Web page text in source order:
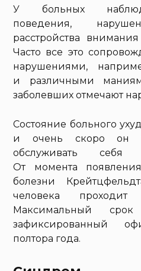
У больных
поведения,
расстройства
Часто все это
нарушениями,
и различными
заболевших отмечают
Состояние больного
и очень скоро он
обслуживать себя
От момента
болезни
человека
Максимальный
зафиксированный
полтора года.